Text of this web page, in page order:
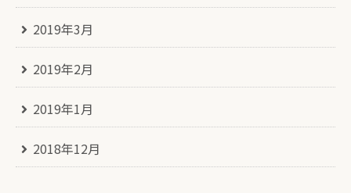
2019年3月
2019年2月
2019年1月
2018年12月